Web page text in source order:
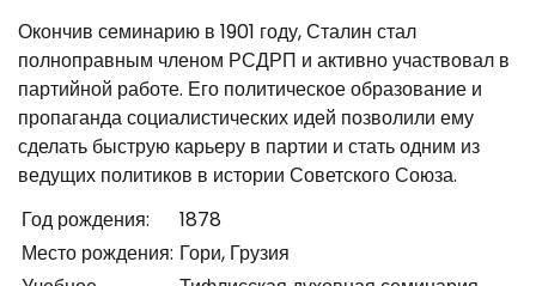
Окончив семинарию в 1901 году, Сталин стал
полноправным членом РСДРП и активно участвовал в
партийной работе. Его политическое образование и
пропаганда социалистических идей позволили ему
сделать быструю карьеру в партии и стать одним из
ведущих политиков в истории Советского Союза.
Год рождения:
1878
Место рождения: Гори, Грузия